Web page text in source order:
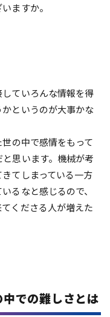
ますか。
ていろんな情報を得
というのが大事かな
の中で感情をもって
思います。機械が考
てしまっている一方
るなと感じるので、
くださる人が増えた
での難しさとは